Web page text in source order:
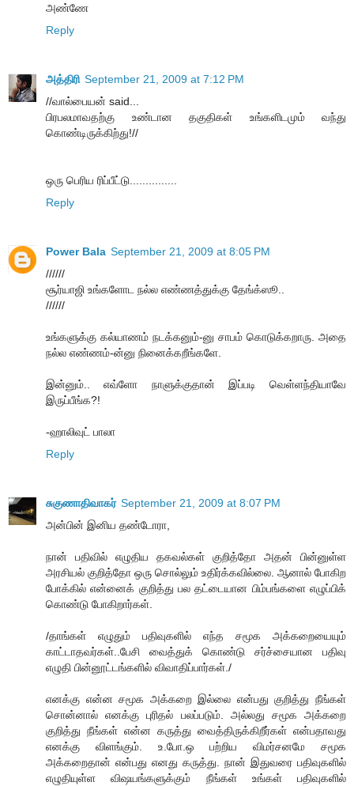
அண்ணே
Reply
அத்திரி September 21, 2009 at 7:12 PM
//வால்பையன் said...
பிரபலமாவதற்கு உண்டான தகுதிகள் உங்களிடமும் வந்து
கொண்டிருக்கிற்து!//
ஒரு பெரிய ரிப்பீட்டு...............
Reply
Power Bala September 21, 2009 at 8:05 PM
//////
சூர்யாஜி உங்களோட நல்ல எண்ணத்துக்கு தேங்க்ஸூ..
//////
உங்களுக்கு கல்யாணம் நடக்கனும்-னு சாபம் கொடுக்கறாரு. அதை
நல்ல எண்ணம்-ன்னு நினைக்கறீங்களே.
இன்னும்.. எவ்ளோ நாளுக்குதான் இப்படி வெள்ளந்தியாவே
இருப்பீங்க?!
-ஹாலிவுட் பாலா
Reply
சுகுணாதிவாகர் September 21, 2009 at 8:07 PM
அன்பின் இனிய தண்டோரா,
நான் பதிவில் எழுதிய தகவல்கள் குறித்தோ அதன் பின்னுள்ள
அரசியல் குறித்தோ ஒரு சொல்லும் உதிர்க்கவில்லை. ஆனால் போகிற
போக்கில் என்னைக் குறித்து பல தட்டையான பிம்பங்களை எழுப்பிக்
கொண்டு போகிறார்கள்.
/தாங்கள் எழுதும் பதிவுகளில் எந்த சமூக அக்கறையையும்
காட்டாதவர்கள்..பேசி வைத்துக் கொண்டு சர்ச்சையான பதிவு
எழுதி பின்னூட்டங்களில் விவாதிப்பார்கள்./
எனக்கு என்ன சமூக அக்கறை இல்லை என்பது குறித்து நீங்கள்
சொன்னால் எனக்கு புரிதல் பலப்படும். அல்லது சமூக அக்கறை
குறித்து நீங்கள் என்ன கருத்து வைத்திருக்கிறீர்கள் என்பதாவது
எனக்கு விளங்கும். உ.போ.ஒ பற்றிய விமர்சனமே சமூக
அக்கறைதான் என்பது எனது கருத்து. நான் இதுவரை பதிவுகளில்
எழுதியுள்ள விஷயங்களுக்கும் நீங்கள் உங்கள் பதிவுகளில்